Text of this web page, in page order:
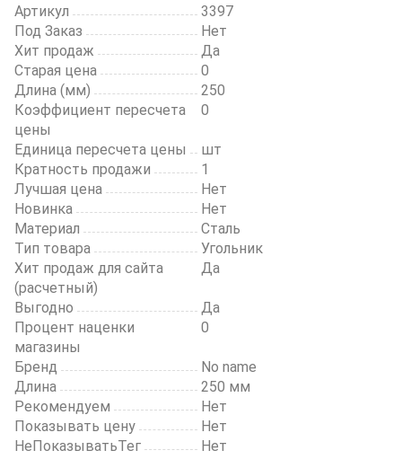
Артикул
3397
Под Заказ
Нет
Хит продаж
Да
Старая цена
0
Длина (мм)
250
Коэффициент пересчета
цены
0
Единица пересчета цены
шт
Кратность продажи
1
Лучшая цена
Нет
Новинка
Нет
Материал
Сталь
Тип товара
Угольник
Хит продаж для сайта
(расчетный)
Да
Выгодно
Да
Процент наценки
магазины
0
Бренд
No name
Длина
250 мм
Рекомендуем
Нет
Показывать цену
Нет
НеПоказыватьТег
Нет